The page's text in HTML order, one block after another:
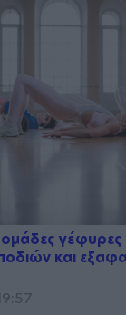
και